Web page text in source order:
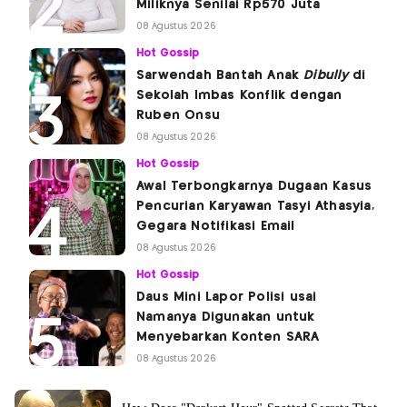
Miliknya Senilai Rp570 Juta
08 Agustus 2026
Hot Gossip
Sarwendah Bantah Anak Dibullydi
Sekolah Imbas Konflik dengan
Ruben Onsu
08 Agustus 2026
Hot Gossip
Awal Terbongkarnya Dugaan Kasus
Pencurian Karyawan Tasyi Athasyia,
Gegara Notifikasi Email
08 Agustus 2026
Hot Gossip
Daus Mini Lapor Polisi usai
Namanya Digunakan untuk
Menyebarkan Konten SARA
08 Agustus 2026